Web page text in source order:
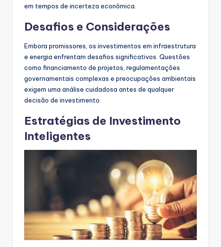
em tempos de incerteza econômica.
Desafios e Considerações
Embora promissores, os investimentos em infraestrutura
e energia enfrentam desafios significativos. Questões
como financiamento de projetos, regulamentações
governamentais complexas e preocupações ambientais
exigem uma análise cuidadosa antes de qualquer
decisão de investimento.
Estratégias de Investimento
Inteligentes